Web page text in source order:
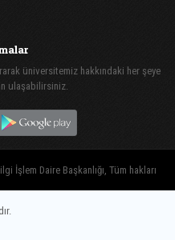
üniversitemiz hakkındaki her şeye
ulaşabilirsiniz.
İşlem Daire Başkanlığı, Tüm hakları